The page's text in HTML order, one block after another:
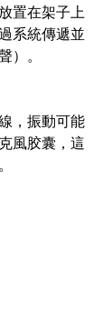
置在架子上
系統傳遞並
）。
，振動可能
風胶囊，這